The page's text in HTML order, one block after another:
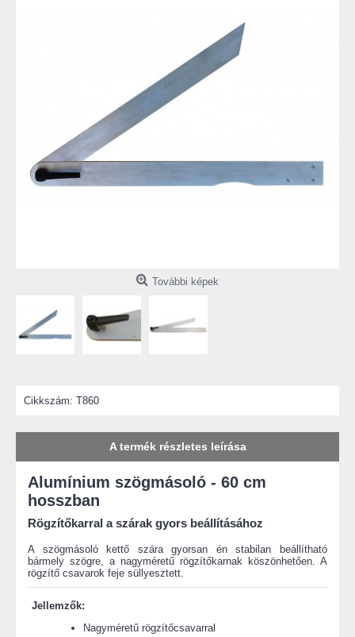
További képek
Cikkszám: T860
A termék részletes leírása
Alumínium szögmásoló - 60 cm
hosszban
Rögzítőkarral a szárak gyors beállításához
A szögmásoló kettő szára gyorsan én stabilan beállítható
bármely szögre, a nagyméretű rögzítőkarnak köszönhetően. A
rögzítő csavarok feje süllyesztett.
Jellemzők:
Nagyméretű rögzítőcsavarral